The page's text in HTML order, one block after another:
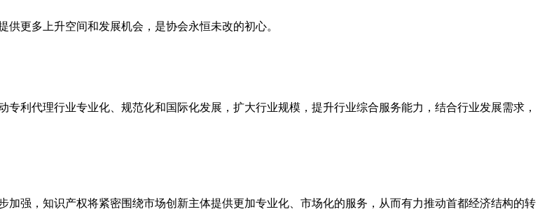
更多上升空间和发展机会，是协会永恒未改的初心。
利代理行业专业化、规范化和国际化发展，扩大行业规模，提升行业综合服务能力，结合行业发展需求，
强，知识产权将紧密围绕市场创新主体提供更加专业化、市场化的服务，从而有力推动首都经济结构的转